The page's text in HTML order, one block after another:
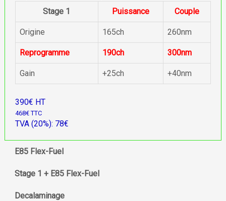
Stage 1
Puissance Couple
Origine 165ch 260nm
Reprogramme 190ch 300nm
Gain +25ch +40nm
390€ HT
468€ TTC
TVA (20%): 78€
E85 Flex-Fuel
Stage 1 + E85 Flex-Fuel
Decalaminage